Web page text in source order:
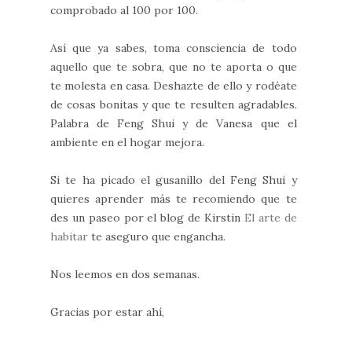
comprobado al 100 por 100.
Así que ya sabes, toma consciencia de todo
aquello que te sobra, que no te aporta o que
te molesta en casa. Deshazte de ello y rodéate
de cosas bonitas y que te resulten agradables.
Palabra de Feng Shui y de Vanesa que el
ambiente en el hogar mejora.
Si te ha picado el gusanillo del Feng Shui y
quieres aprender más te recomiendo que te
des un paseo por el blog de Kirstin El arte de
habitar te aseguro que engancha.
Nos leemos en dos semanas.
Gracias por estar ahí,